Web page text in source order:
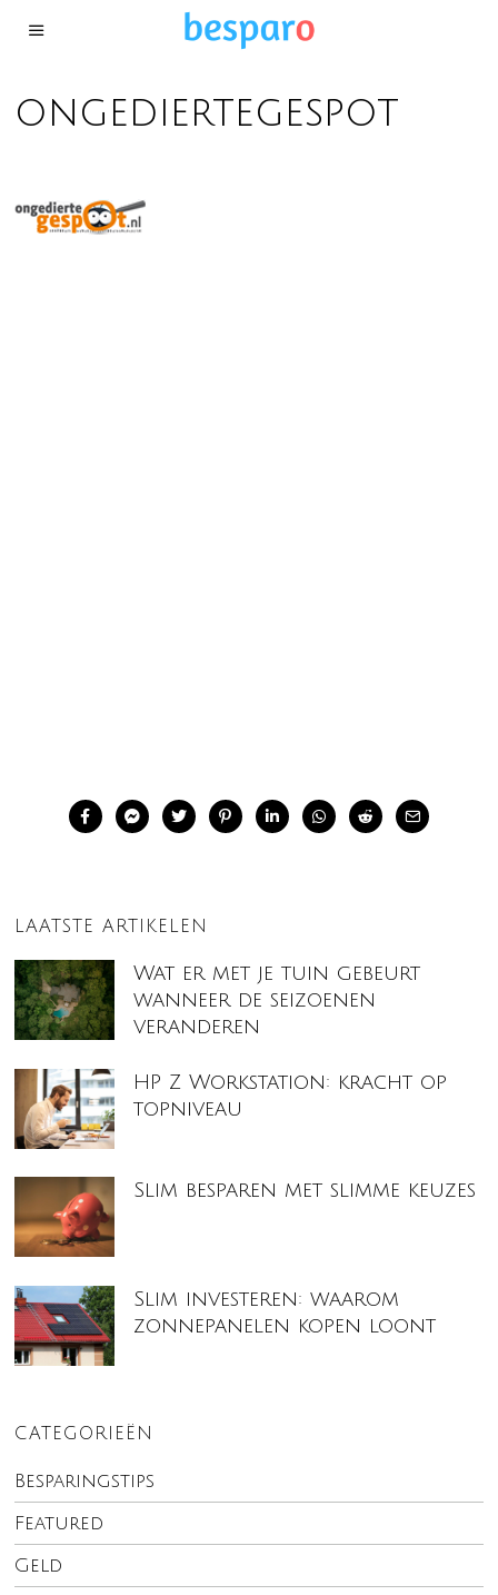
ongediertegespot
LAATSTE ARTIKELEN
Wat er met je tuin gebeurt
wanneer de seizoenen
veranderen
HP Z Workstation: kracht op
topniveau
Slim besparen met slimme keuzes
Slim investeren: waarom
zonnepanelen kopen loont
CATEGORIEËN
Besparingstips
Featured
Geld